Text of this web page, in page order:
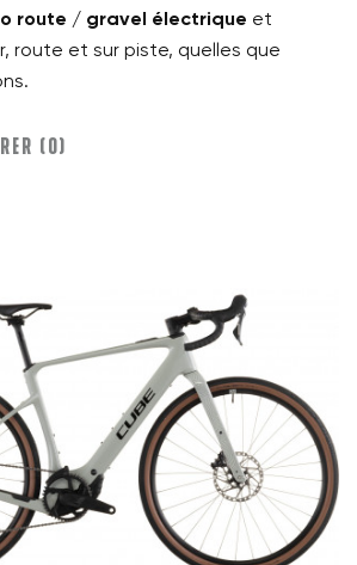
route / gravel électrique et
route et sur piste, quelles que
(0)‎